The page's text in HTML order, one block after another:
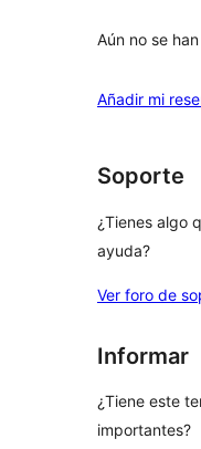
Aún no se
Añadir mi
Soporte
¿Tienes algo
ayuda?
Ver foro de
Informar
¿Tiene este
importantes?